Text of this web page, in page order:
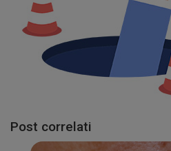
Post correlati